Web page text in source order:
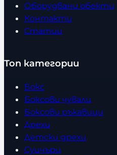
Оборудвани обекти
Контакти
Статии
Топ категории
Бокс
Боксови чували
Боксови ръкавици
Дрехи
Детски дрехи
Суичъри